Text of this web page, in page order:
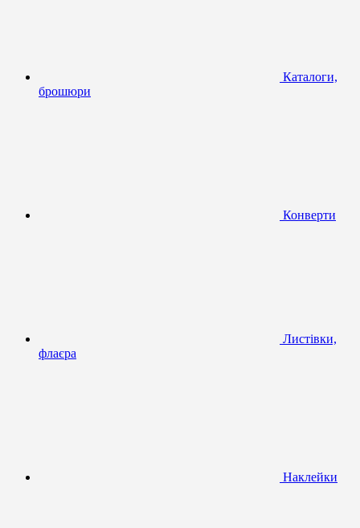
Каталоги,
брошюри
Конверти
Листівки,
флаєра
Наклейки